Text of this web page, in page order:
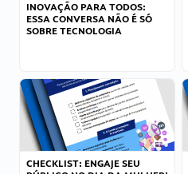
INOVAÇÃO PARA TODOS:
ESSA CONVERSA NÃO É SÓ
SOBRE TECNOLOGIA
CHECKLIST: ENGAJE SEU